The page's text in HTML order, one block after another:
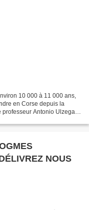
10 000 à 11 000 ans,
en Corse depuis la
professeur Antonio Ulzega
NOUS